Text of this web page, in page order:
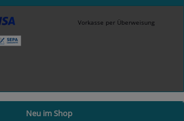
Vorkasse per Überweisung
Neu im Shop